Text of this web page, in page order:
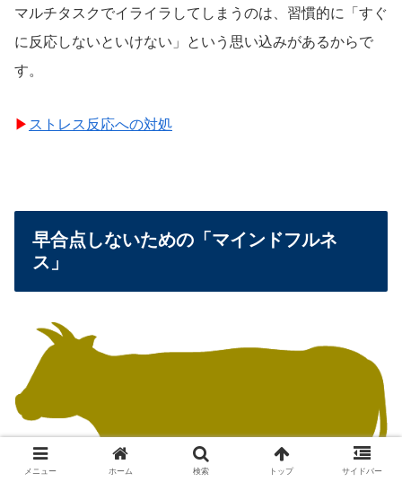
マルチタスクでイライラしてしまうのは、習慣的に「すぐ
に反応しないといけない」という思い込みがあるからで
す。
▶︎ ストレス反応への対処
早合点しないための「マインドフルネ
ス」
メニュー ホーム 検索 トップ サイドバー